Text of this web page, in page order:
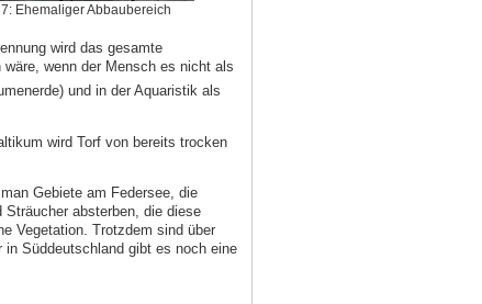
7: Ehemaliger Abbaubereich
wird das gesamte
wenn der Mensch es nicht als
und in der Aquaristik als
wird Torf von bereits trocken
Gebiete am Federsee, die
Sträucher absterben, die diese
Vegetation. Trotzdem sind über
Süddeutschland gibt es noch eine